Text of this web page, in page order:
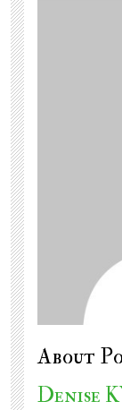
About
Denise